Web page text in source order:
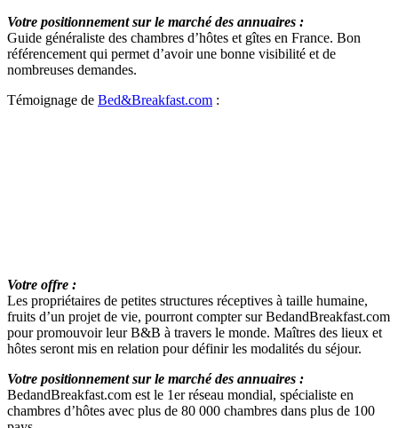
Votre positionnement sur le marché des annuaires :
Guide généraliste des chambres d’hôtes et gîtes en France. Bon
référencement qui permet d’avoir une bonne visibilité et de
nombreuses demandes.
Témoignage de Bed&Breakfast.com :
Votre offre :
Les propriétaires de petites structures réceptives à taille humaine,
fruits d’un projet de vie, pourront compter sur BedandBreakfast.com
pour promouvoir leur B&B à travers le monde. Maîtres des lieux et
hôtes seront mis en relation pour définir les modalités du séjour.
Votre positionnement sur le marché des annuaires :
BedandBreakfast.com est le 1er réseau mondial, spécialiste en
chambres d’hôtes avec plus de 80 000 chambres dans plus de 100